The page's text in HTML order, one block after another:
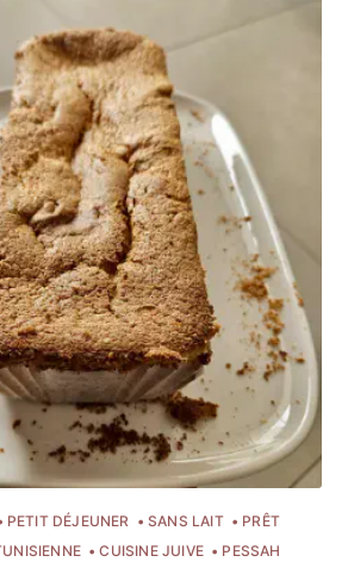
PETIT DÉJEUNER SANS LAIT
PRÊT
CUISINE JUIVE
PESSAH